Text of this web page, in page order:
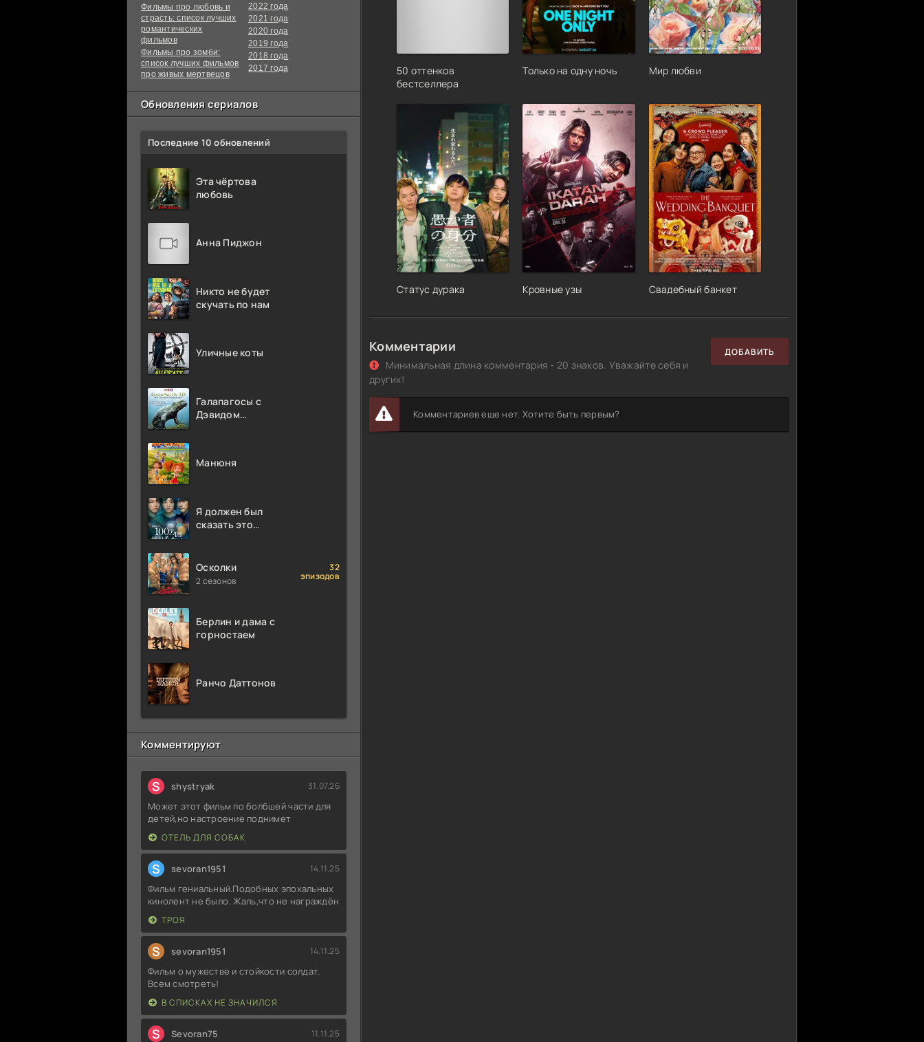
Фильмы про любовь и
страсть: список лучших
романтических
фильмов
Фильмы про зомби:
список лучших фильмов
про живых мертвецов
2022 года
2021 года
2020 года
2019 года
2018 года
2017 года
Обновления сериалов
Последние 10 обновлений
Эта чёртова
любовь
Анна Пиджон
Никто не будет
скучать по нам
Уличные коты
Галапагосы с
Дэвидом
Манюня
Я должен был
сказать это
Осколки
2 сезонов
32
эпизодов
Берлин и дама с
горностаем
Ранчо Даттонов
Комментируют
S shystryak 31.07.26
Может этот фильм по болбшей части для
детей,но настроение поднимет
ОТЕЛЬ ДЛЯ СОБАК
S sevoran1951 14.11.25
Фильм гениальный.Подобных эпохальных
кинолент не было. Жаль,что не награждён
ТРОЯ
S sevoran1951 14.11.25
Фильм о мужестве и стойкости солдат.
Всем смотреть!
В СПИСКАХ НЕ ЗНАЧИЛСЯ
S Sevoran75 11.11.25
50 оттенков
бестселлера
Только на одну ночь Мир любви
Статус дурака Кровные узы Свадебный банкет
Комментарии
Минимальная длина комментария - 20 знаков. Уважайте себя и
других!
ДОБАВИТЬ
Комментариев еще нет. Хотите быть первым?